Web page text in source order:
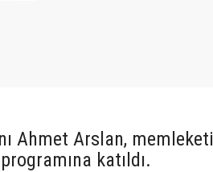
Ahmet Arslan, memleketi
katıldı.